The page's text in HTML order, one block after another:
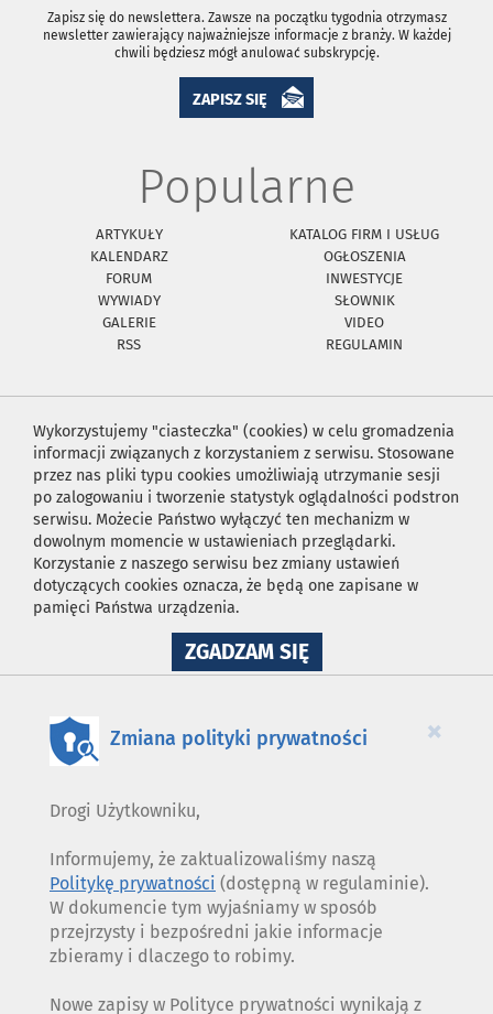
Zapisz się do newslettera. Zawsze na początku tygodnia otrzymasz
newsletter zawierający najważniejsze informacje z branży. W każdej
chwili będziesz mógł anulować subskrypcję.
ZAPISZ SIĘ
Popularne
ARTYKUŁY
KATALOG FIRM I USŁUG
KALENDARZ
OGŁOSZENIA
FORUM
INWESTYCJE
WYWIADY
SŁOWNIK
GALERIE
VIDEO
RSS
REGULAMIN
Wykorzystujemy "ciasteczka" (cookies) w celu gromadzenia
informacji związanych z korzystaniem z serwisu. Stosowane
przez nas pliki typu cookies umożliwiają utrzymanie sesji
po zalogowaniu i tworzenie statystyk oglądalności podstron
serwisu. Możecie Państwo wyłączyć ten mechanizm w
dowolnym momencie w ustawieniach przeglądarki.
Korzystanie z naszego serwisu bez zmiany ustawień
dotyczących cookies oznacza, że będą one zapisane w
pamięci Państwa urządzenia.
ZGADZAM SIĘNA
WYKORZYSTANIE
×
Zmiana polityki prywatności
Drogi Użytkowniku,
Informujemy, że zaktualizowaliśmy naszą
Politykę prywatności (dostępną w regulaminie).
W dokumencie tym wyjaśniamy w sposób
przejrzysty i bezpośredni jakie informacje
zbieramy i dlaczego to robimy.
Nowe zapisy w Polityce prywatności wynikają z